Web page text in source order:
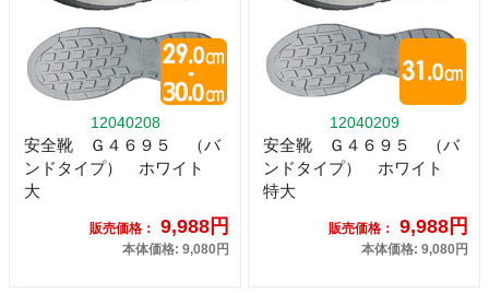
12040208
安全靴 Ｇ４６９５ （バ
ンドタイプ） ホワイト
大
販売価格： 9,988円
本体価格: 9,080円
12040209
安全靴 Ｇ４６９５ （バ
ンドタイプ） ホワイト
特大
販売価格： 9,988円
本体価格: 9,080円